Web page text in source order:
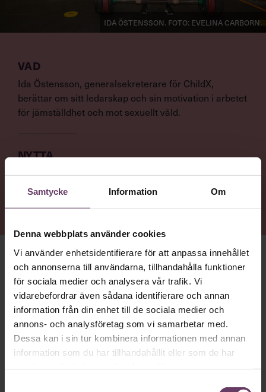
Samtycke Information Om
Denna webbplats använder cookies
Vi använder enhetsidentifierare för att anpassa innehållet
och annonserna till användarna, tillhandahålla funktioner
för sociala medier och analysera vår trafik. Vi
vidarebefordrar även sådana identifierare och annan
information från din enhet till de sociala medier och
annons- och analysföretag som vi samarbetar med.
Dessa kan i sin tur kombinera informationen med annan
information som du har tillhandahållit eller som de har
VAD
Ida Östensson, generalsekreterare för ChildX,
berättar om sitt ledarskap och sin motivation i arbetet
för jämställdhet och mot sexuellt våld.
NYTTA
Få en inblick i hur Ida Östensson tänker kring rättvisa,
hälsa, och att leda genom andra – men också
Ida Östensson. Foto: Evelina Carborn.
HON HAR KÖRT ETTcrossfit-pass på morgonen. För att
hon lärt sig vikten av återhämtning och för att tuff träning
låter tankarna vila. ”Meditation funkar inte på mig. Det är
när jag får ta i som jag rensar huvudet”, säger hon.
Ida Östenssonär generalsekreterare för ChildX, en
organisation som arbetar för att stoppa människohandel
och sexuell exploatering av barn. En trygg uppväxt i en